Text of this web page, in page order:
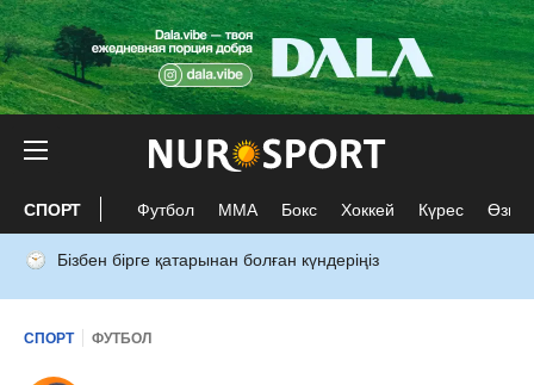
СПОРТ Футбол ММА Бокс Хоккей Күрес Өзге
Бізбен бірге қатарынан болған күндеріңіз
СПОРТ ФУТБОЛ